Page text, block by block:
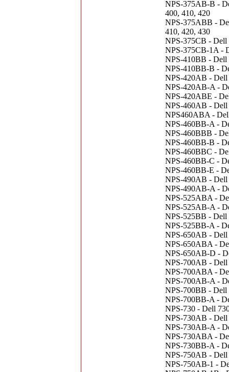
NPS-375AB-B -
400, 410, 420
NPS-375ABB -
410, 420, 430
NPS-375CB - Dell
NPS-375CB-1A -
NPS-410BB - Dell
NPS-410BB-B -
NPS-420AB - Dell
NPS-420AB-A -
NPS-420ABE -
NPS-460AB - Dell
NPS460ABA -
NPS-460BB-A -
NPS-460BBB -
NPS-460BB-B -
NPS-460BBC -
NPS-460BB-C -
NPS-460BB-E -
NPS-490AB - Dell
NPS-490AB-A -
NPS-525ABA -
NPS-525AB-A -
NPS-525BB - Dell
NPS-525BB-A -
NPS-650AB - Dell
NPS-650ABA -
NPS-650AB-D -
NPS-700AB - Dell
NPS-700ABA -
NPS-700AB-A -
NPS-700BB - Dell
NPS-700BB-A -
NPS-730 - Dell
NPS-730AB -
NPS-730AB-A -
NPS-730ABA -
NPS-730BB-A -
NPS-750AB - Dell
NPS-750AB-1 -